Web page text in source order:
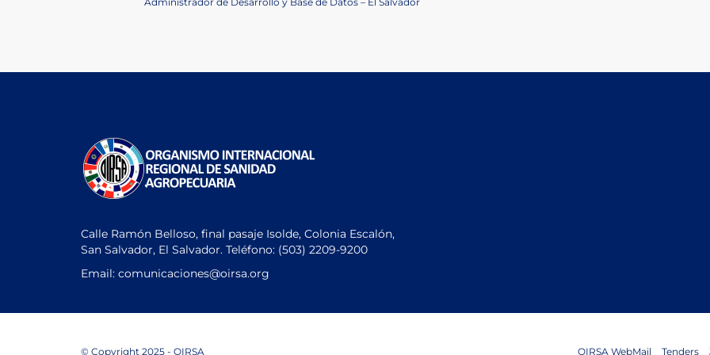
Calle Ramón Belloso, final pasaje Isolde, Colonia Escalón,
San Salvador, El Salvador. Teléfono: (503) 2209-9200
Email: comunicaciones@oirsa.org
© Copyright 2025 - OIRSA OIRSA WebMail Tenders